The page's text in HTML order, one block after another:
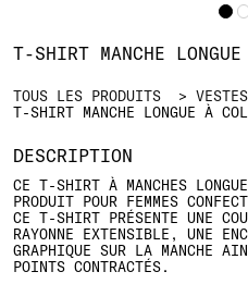
TOUS LES PRODUITS
VESTES
T-SHIRT MANCHE LONGUE À
T-SHIRT MANCHE
DESCRIPTION
CE T-SHIRT À MANCHES
PRODUIT POUR FEMMES
CE T-SHIRT PRÉSENTE UNE
RAYONNE EXTENSIBLE, UNE
GRAPHIQUE SUR LA MANCHE
POINTS CONTRACTÉS.